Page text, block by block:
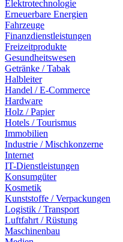
Elektrotechnologie
Erneuerbare Energien
Fahrzeuge
Finanzdienstleistungen
Freizeitprodukte
Gesundheitswesen
Getränke / Tabak
Halbleiter
Handel / E-Commerce
Hardware
Holz / Papier
Hotels / Tourismus
Immobilien
Industrie / Mischkonzerne
Internet
IT-Dienstleistungen
Konsumgüter
Kosmetik
Kunststoffe / Verpackungen
Logistik / Transport
Luftfahrt / Rüstung
Maschinenbau